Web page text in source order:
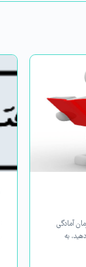
آمادگی
به